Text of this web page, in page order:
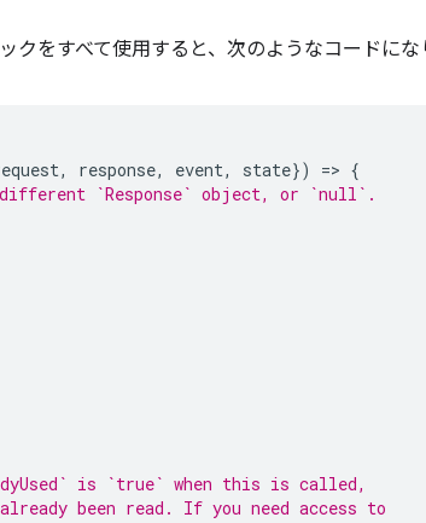
クをすべて使用すると、次のようなコードにな
, response, event, state}) => {
`Response` object, or `null`.
is `true` when this is called,
been read. If you need access to